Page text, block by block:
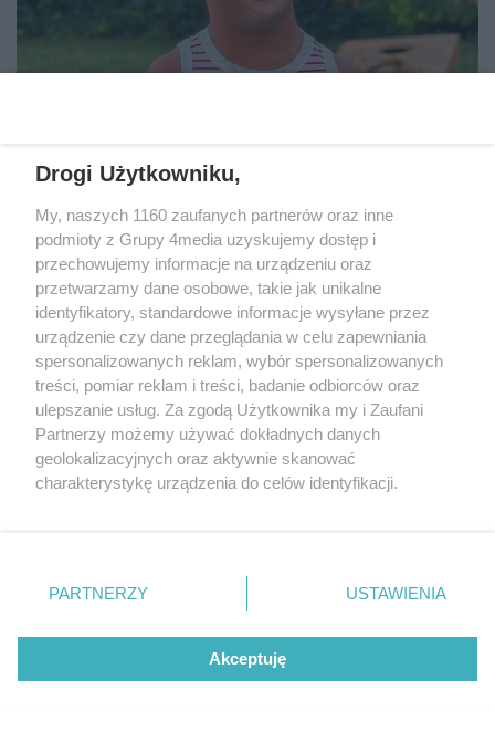
Drogi Użytkowniku,
My, naszych 1160 zaufanych partnerów oraz inne
podmioty z Grupy 4media uzyskujemy dostęp i
przechowujemy informacje na urządzeniu oraz
przetwarzamy dane osobowe, takie jak unikalne
identyfikatory, standardowe informacje wysyłane przez
urządzenie czy dane przeglądania w celu zapewniania
spersonalizowanych reklam, wybór spersonalizowanych
treści, pomiar reklam i treści, badanie odbiorców oraz
ulepszanie usług. Za zgodą Użytkownika my i Zaufani
Partnerzy możemy używać dokładnych danych
geolokalizacyjnych oraz aktywnie skanować
charakterystykę urządzenia do celów identyfikacji.
zmienić/wycofać klikając przycisk ustawień prywatności
znajdujący się w lewym dolnym rogu strony
. Niektóre
użytkownika, ale masz prawo sprzeciwić się takiemu
przetwarzaniu. Preferencje będą miały zastosowania tylko
PARTNERZY USTAWIENIA
Akceptuję